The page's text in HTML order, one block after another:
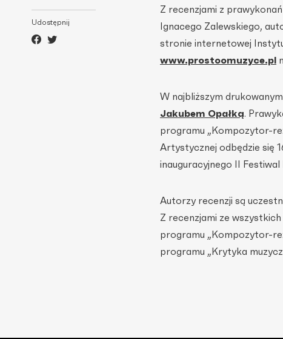
Udostępnij
Z recenzjami z prawykonań
Ignacego Zalewskiego,
stronie internetowej
www.prostoomuzyce.pl
W najbliższym
Jakubem Opałką.
programu „Kompozytor-
Artystycznej odbędzie się
inauguracyjnego II
Autorzy recenzji są
Z recenzjami ze
programu „Kompozytor-
programu „Krytyka